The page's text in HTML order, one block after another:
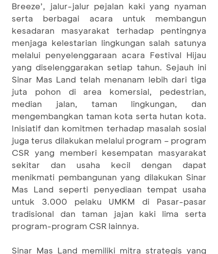
Breeze’, jalur-jalur pejalan kaki yang nyaman
serta berbagai acara untuk membangun
kesadaran masyarakat terhadap pentingnya
menjaga kelestarian lingkungan salah satunya
melalui penyelenggaraan acara Festival Hijau
yang diselenggarakan setiap tahun. Sejauh ini
Sinar Mas Land telah menanam lebih dari tiga
juta pohon di area komersial, pedestrian,
median jalan, taman lingkungan, dan
mengembangkan taman kota serta hutan kota.
Inisiatif dan komitmen terhadap masalah sosial
juga terus dilakukan melalui program – program
CSR yang memberi kesempatan masyarakat
sekitar dan usaha kecil dengan dapat
menikmati pembangunan yang dilakukan Sinar
Mas Land seperti penyediaan tempat usaha
untuk 3.000 pelaku UMKM di Pasar-pasar
tradisional dan taman jajan kaki lima serta
program-program CSR lainnya.
Sinar Mas Land memiliki mitra strategis yang